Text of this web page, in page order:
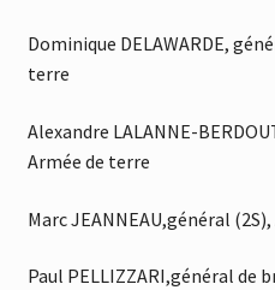
Dominique DELAWARDE,
terre
Alexandre LALANNE-
Armée de terre
Marc JEANNEAU,général
Paul PELLIZZARI,général de